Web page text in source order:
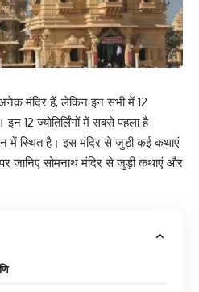
मंदिर हैं, लेकिन इन सभी में 12
इन 12 ज्योतिर्लिंगों में सबसे पहला है
में स्थित है। इस मंदिर से जुड़ी कई कथाएं
जानिए सोमनाथ मंदिर से जुड़ी कथाएं और